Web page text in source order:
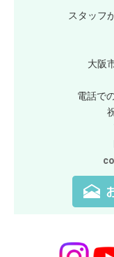
スタッフ
大阪
電話で